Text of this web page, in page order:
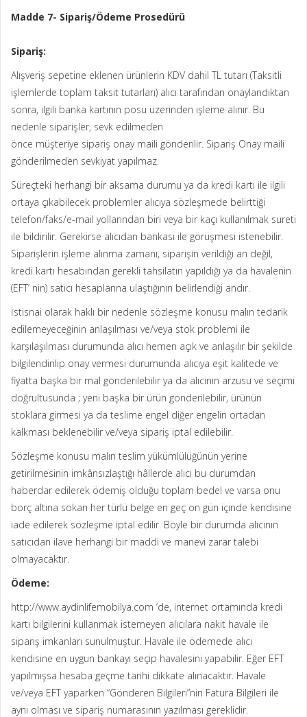
Madde 7- Sipariş/Ödeme Prosedürü
Sipariş:
Alışveriş sepetine eklenen ürünlerin KDV dahil TL tutarı (Taksitli
işlemlerde toplam taksit tutarları) alıcı tarafından onaylandıktan
sonra, ilgili banka kartının posu üzerinden işleme alınır. Bu
nedenle siparişler, sevk edilmeden
önce müşteriye sipariş onay maili gönderilir. Sipariş Onay maili
gönderilmeden sevkiyat yapılmaz.
Süreçteki herhangi bir aksama durumu ya da kredi kartı ile ilgili
ortaya çıkabilecek problemler alıcıya sözleşmede belirttiği
telefon/faks/e-mail yollarından biri veya bir kaçı kullanılmak sureti
ile bildirilir. Gerekirse alıcıdan bankası ile görüşmesi istenebilir.
Siparişlerin işleme alınma zamanı, siparişin verildiği an değil,
kredi kartı hesabından gerekli tahsilatın yapıldığı ya da havalenin
(EFT’ nin) satıcı hesaplarına ulaştığının belirlendiği andır.
İstisnai olarak haklı bir nedenle sözleşme konusu malın tedarik
edilemeyeceğinin anlaşılması ve/veya stok problemi ile
karşılaşılması durumunda alıcı hemen açık ve anlaşılır bir şekilde
bilgilendirilip onay vermesi durumunda alıcıya eşit kalitede ve
fiyatta başka bir mal gönderilebilir ya da alıcının arzusu ve seçimi
doğrultusunda ; yeni başka bir ürün gönderilebilir, ürünün
stoklara girmesi ya da teslime engel diğer engelin ortadan
kalkması beklenebilir ve/veya sipariş iptal edilebilir.
Sözleşme konusu malın teslim yükümlülüğünün yerine
getirilmesinin imkânsızlaştığı hâllerde alıcı bu durumdan
haberdar edilerek ödemiş olduğu toplam bedel ve varsa onu
borç altına sokan her türlü belge en geç on gün içinde kendisine
iade edilerek sözleşme iptal edilir. Böyle bir durumda alıcının
satıcıdan ilave herhangi bir maddi ve manevi zarar talebi
olmayacaktır.
Ödeme:
http://www.aydinlifemobilya.com ‘de, internet ortamında kredi
kartı bilgilerini kullanmak istemeyen alıcılara nakit havale ile
sipariş imkanları sunulmuştur. Havale ile ödemede alıcı
kendisine en uygun bankayı seçip havalesini yapabilir. Eğer EFT
yapılmışsa hesaba geçme tarihi dikkate alınacaktır. Havale
ve/veya EFT yaparken “Gönderen Bilgileri”nin Fatura Bilgileri ile
aynı olması ve sipariş numarasının yazılması gereklidir.